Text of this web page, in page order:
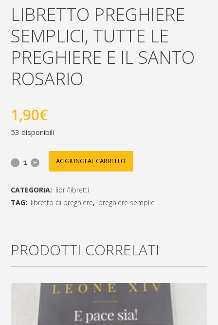
LIBRETTO PREGHIERE
SEMPLICI, TUTTE LE
PREGHIERE E IL SANTO
ROSARIO
1,90€
53 disponibili
libretto
preghiere
e
AGGIUNGI AL CARRELLO
CATEGORIA: libri/libretti
TAG: libretto di preghiere, preghiere semplici
PRODOTTI CORRELATI